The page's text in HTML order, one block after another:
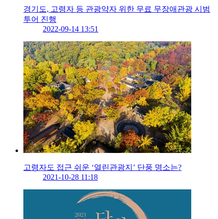
경기도, 고령자 등 관광약자 위한 무료 무장애관광 시범
투어 진행
2022-09-14 13:51
고령자도 접근 쉬운 ‘열린관광지’ 단풍 명소는?
2021-10-28 11:18